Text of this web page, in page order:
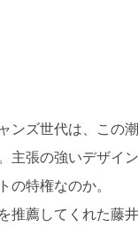
ンズ世代は、この
主張の強いデザイ
の特権なのか。
推薦してくれた藤